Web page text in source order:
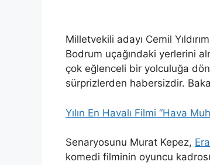
Milletvekili adayı Cemil
Bodrum uçağındaki yerlerini
çok eğlenceli bir yolculuğa
sürprizlerden habersizdir.
Yılın En Havalı Filmi “Hava
Senaryosunu Murat Kepez,
komedi filminin oyuncu